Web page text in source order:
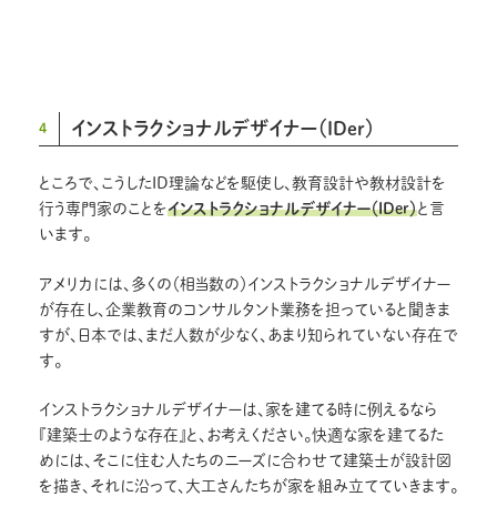
4 インストラクショナルデザイナー（IDer）
ところで、こうしたID理論などを駆使し、教育設計や教材設計を
行う専門家のことをインストラクショナルデザイナー（IDer）と言
います。
アメリカには、多くの（相当数の）インストラクショナルデザイナー
が存在し、企業教育のコンサルタント業務を担っていると聞きま
すが、日本では、まだ人数が少なく、あまり知られていない存在で
す。
インストラクショナルデザイナーは、家を建てる時に例えるなら
『建築士のような存在』と、お考えください。快適な家を建てるた
めには、そこに住む人たちのニーズに合わせて建築士が設計図
を描き、それに沿って、大工さんたちが家を組み立てていきます。